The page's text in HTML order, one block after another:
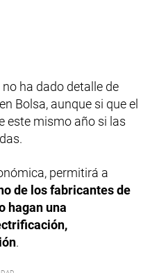
ha dado detalle de
Bolsa, aunque si que el
este mismo año si las
permitirá a
de los fabricantes de
hagan una
.